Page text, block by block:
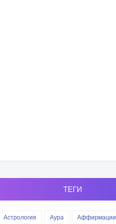
ТЕГИ
Астрология Аура
Аффирмации